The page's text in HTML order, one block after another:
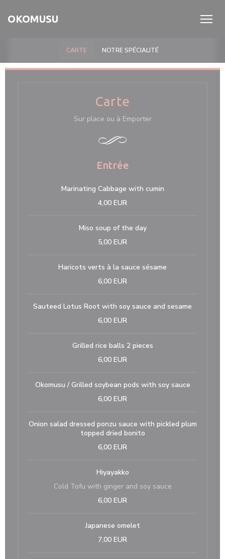
OKOMUSU
Carte
Sur place ou à Emporter
Entrée
Marinating Cabbage with cumin
4,00 EUR
Miso soup of the day
5,00 EUR
Haricots verts à la sauce sésame
6,00 EUR
Sauteed Lotus Root with soy sauce and sesame
6,00 EUR
Grilled rice balls 2 pieces
6,00 EUR
Okomusu / Grilled soybean pods with soy sauce
6,00 EUR
Onion salad dressed ponzu sauce with pickled plum
topped dried bonito
6,00 EUR
Hiyayakko
Cold Tofu with ginger and soy sauce
6,00 EUR
Japanese omelet
7,00 EUR
CARTE NOTRE SPÉCIALITÉ